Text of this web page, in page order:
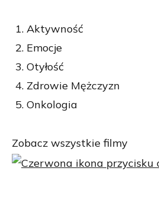
Aktywność
Emocje
Otyłość
Zdrowie Mężczyzn
Onkologia
Zobacz wszystkie filmy